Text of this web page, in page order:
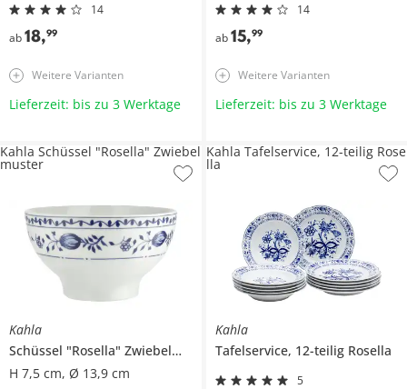
14
ab18,99
Weitere Varianten
Lieferzeit: bis zu 3 Werktage
14
ab 15,99
Weitere Varianten
Lieferzeit: bis zu 3 Werktage
Kahla
Schüssel "Rosella" Zwiebelmuster
H 7,5 cm, Ø 13,9 cm
Kahla Schüssel "Rosella" Zwiebel
muster
Kahla
Tafelservice, 12-teilig Rosella
5
Kahla Tafelservice, 12-teilig Rose
lla